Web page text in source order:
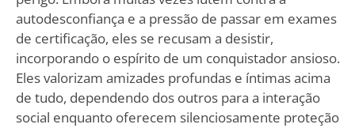
autodesconfiança e a pressão de passar em exames
de certificação, eles se recusam a desistir,
incorporando o espírito de um conquistador ansioso.
Eles valorizam amizades profundas e íntimas acima
de tudo, dependendo dos outros para a interação
social enquanto oferecem silenciosamente proteção